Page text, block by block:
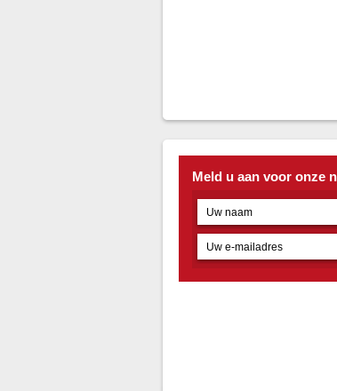
Meld u aan voor onze